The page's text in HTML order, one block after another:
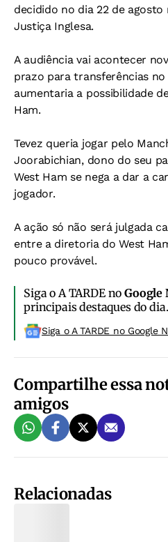
decidido no dia 22 de
Justiça Inglesa.
A audiência vai acontecer
prazo para transferências
aumentaria a possibilidade
Ham.
Tevez queria jogar pelo
Joorabichian, dono do seu
West Ham se nega a dar a
jogador.
A ação só não será julgada
entre a diretoria do West
pouco provável.
Siga o A TARDE noGoogle
principais destaques do dia.
Siga o A TARDE no Google
Compartilhe essa
amigos
Relacionadas